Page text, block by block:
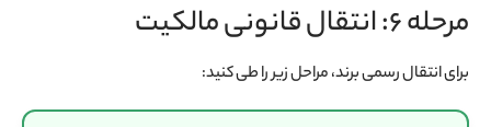
مرحله 6: انتقال قانونی مالکیت
برای انتقال رسمی برند، مراحل زیر را طی کنید: